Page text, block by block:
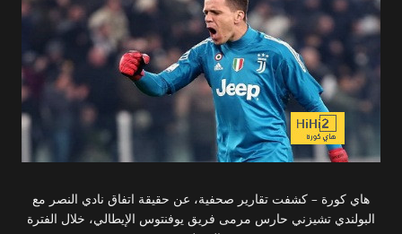
هاي كورة – كشفت تقارير صحفية، عن حقيقة اتفاق نادي النصر مع
البولندي تشيزني حارس مرمى فريق يوفنتوس الإيطالي، خلال الفترة